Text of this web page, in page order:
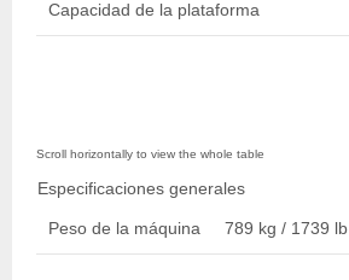
Capacidad de la plataforma
Especificaciones generales
Peso de la máquina 789 kg / 1739 lb